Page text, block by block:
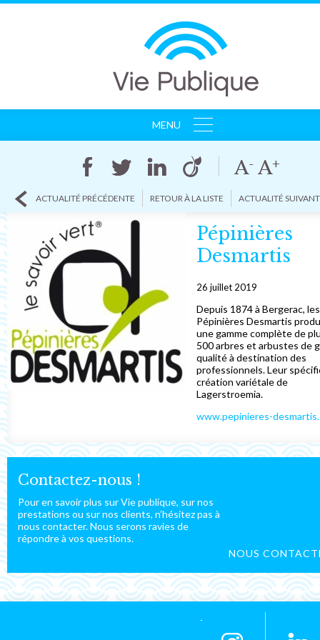
MENU
RÉFÉRENCES
CONTACT
ACTUALITÉ PRÉCÉDENTE RETOUR À LA LISTE ACTUALITÉ
Pépinières
Desmartis
26 juillet 2019
Depuis 1874 à Bergerac, les
Pépinières Desmartis
une gamme complète de
500 arbres et arbustes de
qualité à destination des
professionnels. Leur
création variétale de
Lagerstroemia.
www.pepinieres-
Contactez-nous !
Pour en savoir plus sur Vie publique, sur nos
prestations ou sur nos clients, n’hésitez pas à
nous contacter. Nous serons ravies de
répondre à vos questions.
NOUS